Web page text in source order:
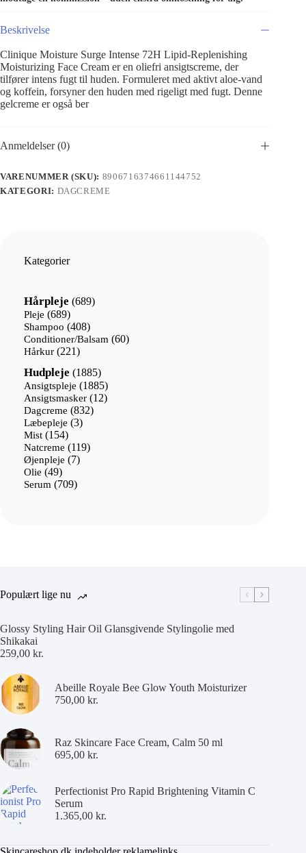
Beskrivelse
Clinique Moisture Surge Intense 72H Lipid-Replenishing
Moisturizing Face Cream er en oliefri ansigtscreme, der
tilfører intens fugt til huden. Formuleret med aktivt aloe-vand
og koffein, forsyner den huden med rigeligt med fugt. Denne
gelcreme er også ber
Anmeldelser (0)
VARENUMMER (SKU): 8906716374661144752
KATEGORI: DAGCREME
Kategorier
Hårpleje 689689
Pleje 689689
varer
Shampoo 408408
varer
Conditioner/Balsam 6060
Hårkur 221221
Hudpleje 18851885
varer
Ansigtspleje 18851885
varer
Ansigtsmasker 1212
Dagcreme 832832
Læbepleje 33
Mist 154154
varer
Natcreme 119119
Øjenpleje 77
Olie 4949
varer
Serum 709709
Populært lige nu
Glossy Styling Hair Oil Glansgivende Stylingolie med
Shikakai
259,00 kr.
Abeille Royale Bee Glow Youth Moisturizer
750,00 kr.
Raz Skincare Face Cream, Calm 50 ml
695,00 kr.
Perfectionist Pro Rapid Brightening Vitamin C
Serum
1.365,00 kr.